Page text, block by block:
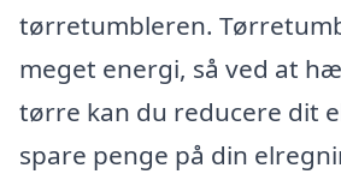
tørretumbleren.
meget energi, så ved at
tørre kan du reducere dit
spare penge på din